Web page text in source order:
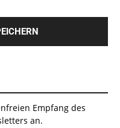
Empfang des
an.